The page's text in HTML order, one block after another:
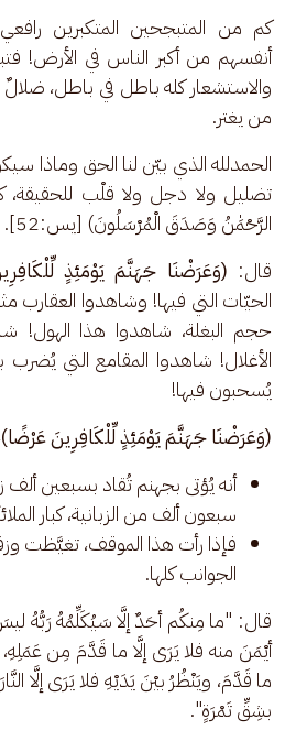
كم من المتبجحين المتكبرين
أنفسهم من أكبر الناس في الأرض!
والاستشعار كله باطل في باطل، ضلالٌ
من يغتر.
الحمدلله الذي بيّن لنا الحق وماذا
تضليل ولا دجل ولا قلْب للحقيقة،
الرَّحْمَٰنُ وَصَدَقَ الْمُرْسَلُونَ) [يس:52].
قال: (وَعَرَضْنَا جَهَنَّمَ يَوْمَئِذٍ لِّلْكَافِرِينَ
الحيّات التي فيها! وشاهدوا العقارب
حجم البغلة، شاهدوا هذا الهول!
الأغلال! شاهدوا المقامع التي
يُسحبون فيها!
(وَعَرَضْنَا جَهَنَّمَ يَوْمَئِذٍ لِّلْكَافِرِينَ عَرْضًا)
أنه يُؤتى بجهنم تُقاد بسبعين ألف
سبعون ألف من الزبانية، كبار
فإذا رأت هذا الموقف، تغيَّظت
الجوانب كلها.
قال: "ما مِنكُم أحَدٌ إلَّا سَيُكَلِّمُهُ رَبُّهُ
أيْمَنَ منه فلا يَرَى إلَّا ما قَدَّمَ مِن
ما قَدَّمَ، ويَنْظُرُ بيْنَ يَدَيْهِ فلا يَرَى إلَّا
بشِقِّ تَمْرَةٍ".